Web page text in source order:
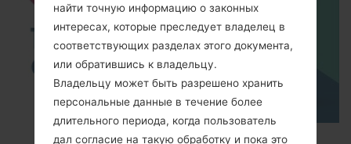
TOP 5 SECRET CODES for LG!
найти точную информацию о законных
интересах, которые преследует владелец в
соответствующих разделах этого документа,
или обратившись к владельцу.
Владельцу может быть разрешено хранить
персональные данные в течение более
длительного периода, когда пользователь
дал согласие на такую обработку и пока это